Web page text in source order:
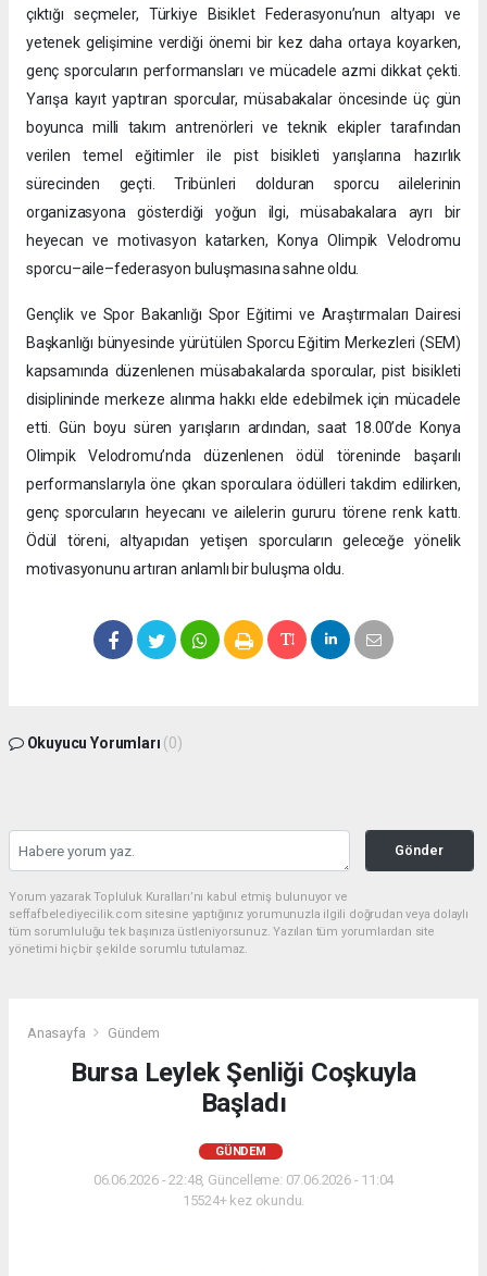
çıktığı seçmeler, Türkiye Bisiklet Federasyonu’nun altyapı ve
yetenek gelişimine verdiği önemi bir kez daha ortaya koyarken,
genç sporcuların performansları ve mücadele azmi dikkat çekti.
Yarışa kayıt yaptıran sporcular, müsabakalar öncesinde üç gün
boyunca milli takım antrenörleri ve teknik ekipler tarafından
verilen temel eğitimler ile pist bisikleti yarışlarına hazırlık
sürecinden geçti. Tribünleri dolduran sporcu ailelerinin
organizasyona gösterdiği yoğun ilgi, müsabakalara ayrı bir
heyecan ve motivasyon katarken, Konya Olimpik Velodromu
sporcu–aile–federasyon buluşmasına sahne oldu.
Gençlik ve Spor Bakanlığı Spor Eğitimi ve Araştırmaları Dairesi
Başkanlığı bünyesinde yürütülen Sporcu Eğitim Merkezleri (SEM)
kapsamında düzenlenen müsabakalarda sporcular, pist bisikleti
disiplininde merkeze alınma hakkı elde edebilmek için mücadele
etti. Gün boyu süren yarışların ardından, saat 18.00’de Konya
Olimpik Velodromu’nda düzenlenen ödül töreninde başarılı
performanslarıyla öne çıkan sporculara ödülleri takdim edilirken,
genç sporcuların heyecanı ve ailelerin gururu törene renk kattı.
Ödül töreni, altyapıdan yetişen sporcuların geleceğe yönelik
motivasyonunu artıran anlamlı bir buluşma oldu.
Okuyucu Yorumları (0)
Gönder
Yorum yazarak Topluluk Kuralları’nı kabul etmiş bulunuyor ve
seffafbelediyecilik.com sitesine yaptığınız yorumunuzla ilgili doğrudan veya dolaylı
tüm sorumluluğu tek başınıza üstleniyorsunuz. Yazılan tüm yorumlardan site
yönetimi hiçbir şekilde sorumlu tutulamaz.
Anasayfa Gündem
Bursa Leylek Şenliği Coşkuyla
Başladı
GÜNDEM
06.06.2026 - 22:48, Güncelleme: 07.06.2026 - 11:04
15524+ kez okundu.